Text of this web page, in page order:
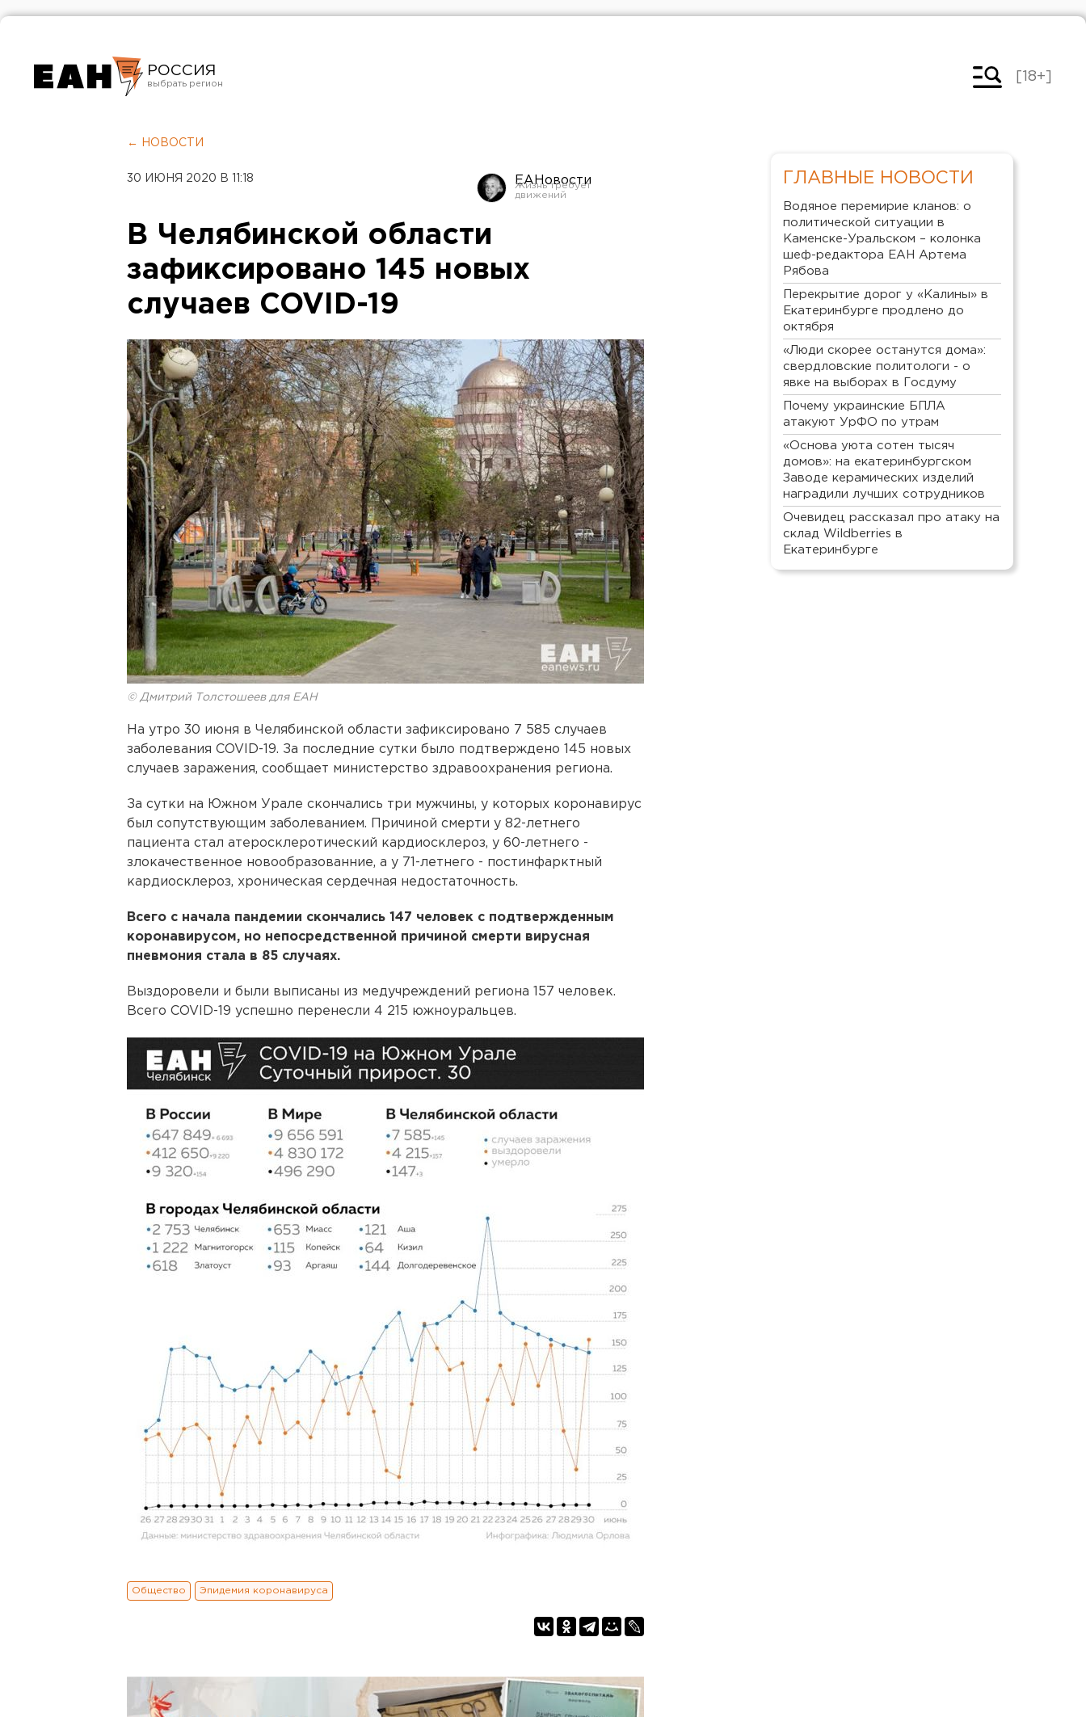
РОССИЯ
Челябинск
[18+]
← НОВОСТИ
30 ИЮНЯ 2020 В 11:18 ЕАНовости
В Челябинской области
зафиксировано 145 новых
случаев COVID-19
© Дмитрий Толстошеев для ЕАН
На утро 30 июня в Челябинской области зафиксировано 7 585 случаев
заболевания COVID-19. За последние сутки было подтверждено 145 новых
случаев заражения, сообщает министерство здравоохранения региона.
За сутки на Южном Урале скончались три мужчины, у которых коронавирус
был сопутствующим заболеванием. Причиной смерти у 82-летнего
пациента стал атеросклеротический кардиосклероз, у 60-летнего -
злокачественное новообразованние, а у 71-летнего - постинфарктный
кардиосклероз, хроническая сердечная недостаточность.
Всего с начала пандемии скончались 147 человек с подтвержденным
коронавирусом, но непосредственной причиной смерти вирусная
пневмония стала в 85 случаях.
Выздоровели и были выписаны из медучреждений региона 157 человек.
Всего COVID-19 успешно перенесли 4 215 южноуральцев.
Общество Эпидемия коронавируса
ГЛАВНЫЕ НОВОСТИ
Водяное перемирие кланов: о
политической ситуации в
Каменске-Уральском – колонка
шеф-редактора ЕАН Артема
Рябова
Перекрытие дорог у «Калины» в
Екатеринбурге продлено до
октября
«Люди скорее останутся дома»:
свердловские политологи - о
явке на выборах в Госдуму
Почему украинские БПЛА
атакуют УрФО по утрам
«Основа уюта сотен тысяч
домов»: на екатеринбургском
Заводе керамических изделий
наградили лучших сотрудников
Очевидец рассказал про атаку на
склад Wildberries в
Екатеринбурге